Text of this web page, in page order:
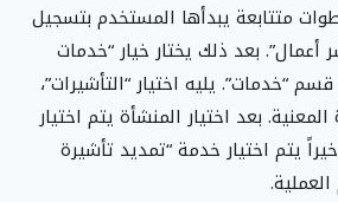
متتابعة يبدأها المستخدم بتسجيل
بعد ذلك يختار خيار “خدمات
“خدمات”. يليه اختيار “التأشيرات”،
بعد اختيار المنشأة يتم اختيار
يتم اختيار خدمة “تمديد تأشيرة